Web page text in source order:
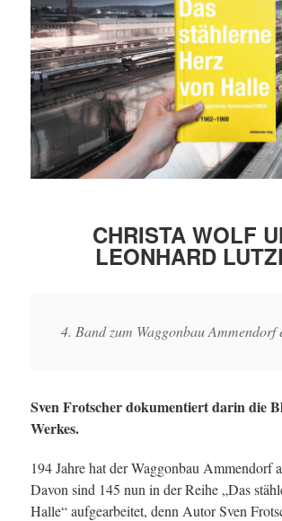
CHRISTA WOLF
LEONHARD
4. Band zum Waggonbau Ammendorf
Sven Frotscher dokumentiert darin die
Werkes.
194 Jahre hat der Waggonbau Ammendorf
Davon sind 145 nun in der Reihe „Das
Halle“ aufgearbeitet, denn Autor Sven